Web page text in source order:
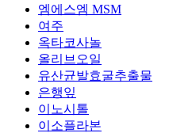
엠에스엠 MSM
여주
옥타코사놀
올리브오일
유산균발효굴추출물
은행잎
이노시톨
이소플라본